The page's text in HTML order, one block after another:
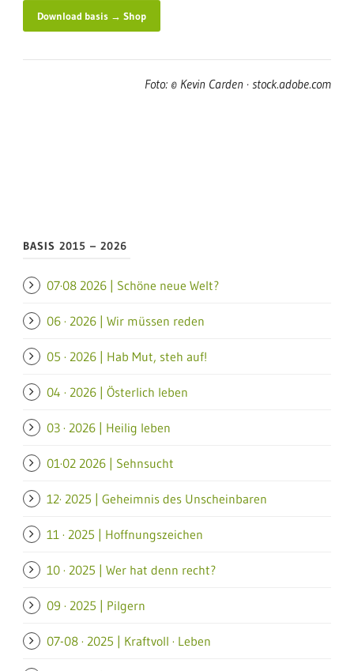
Download basis → Shop
Foto: © Kevin Carden · stock.adobe.com
BASIS 2015 – 2026
07·08 2026 | Schöne neue Welt?
06 · 2026 | Wir müssen reden
05 · 2026 | Hab Mut, steh auf!
04 · 2026 | Österlich leben
03 · 2026 | Heilig leben
01·02 2026 | Sehnsucht
12· 2025 | Geheimnis des Unscheinbaren
11 · 2025 | Hoffnungszeichen
10 · 2025 | Wer hat denn recht?
09 · 2025 | Pilgern
07-08 · 2025 | Kraftvoll · Leben